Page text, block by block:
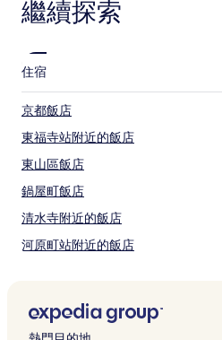
晚
為
件
所
搜
尋
到
的
價
格。
價
格
和
應
能
會
繼續探索
住宿
京都飯店
東福寺站附近的飯店
東山區飯店
鍋屋町飯店
清水寺附近的飯店
河原町站附近的飯店
東寺附近的飯店